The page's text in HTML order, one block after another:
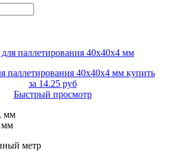
паллетирования 40x40x4 мм
Быстрый просмотр
мм
мм
метр